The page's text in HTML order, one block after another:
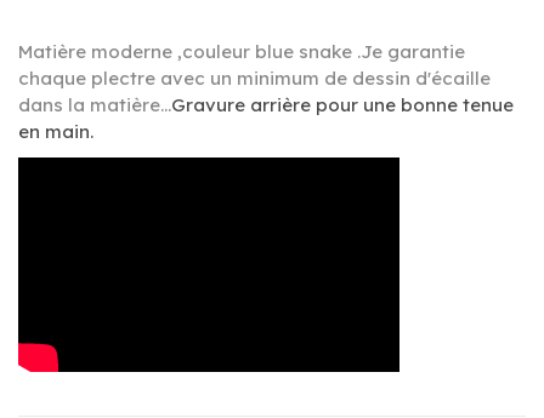
Matière moderne ,couleur blue snake .Je garantie
chaque plectre avec un minimum de dessin d'écaille
dans la matière...Gravure arrière pour une bonne tenue
en main.